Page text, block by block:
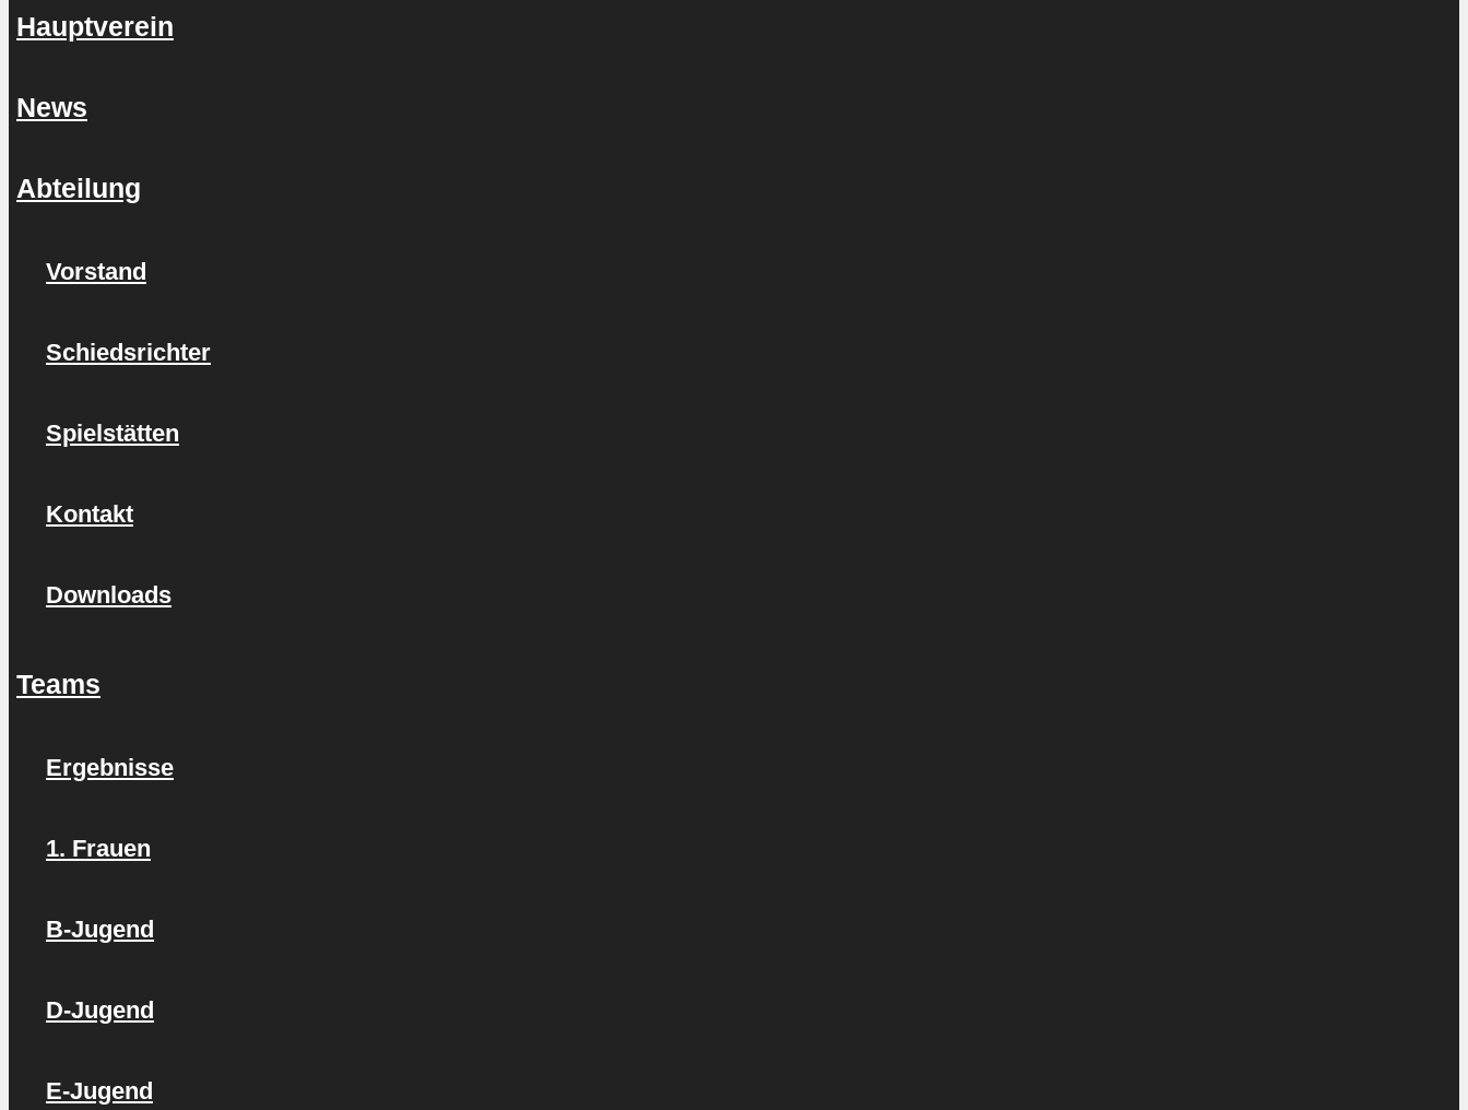
Hauptverein
News
Abteilung
Vorstand
Schiedsrichter
Spielstätten
Kontakt
Downloads
Teams
Ergebnisse
1. Frauen
B-Jugend
D-Jugend
E-Jugend